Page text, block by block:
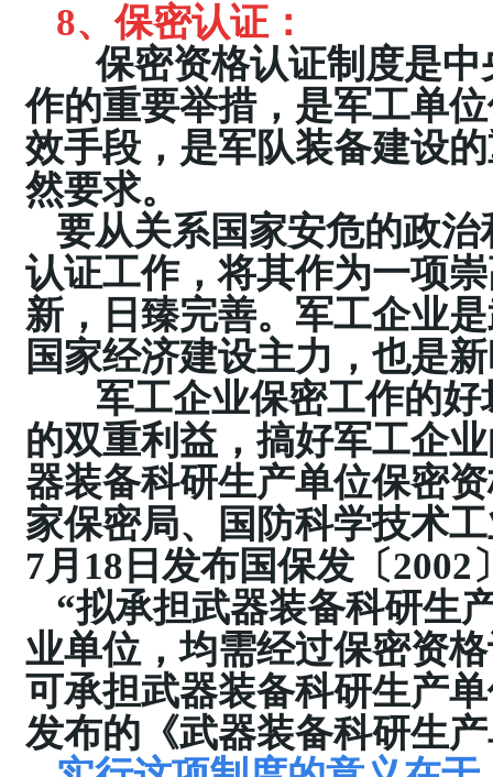
8、保密认证：
保密资格认证制度是中
作的重要举措，是军工单
效手段，是军队装备建设
然要求。
要从关系国家安危的政
认证工作，将其作为一项
新，日臻完善。军工企业
国家经济建设主力，也是
军工企业保密工作的好
的双重利益，搞好军工企
器装备科研生产单位保密
家保密局、国防科学技术
7月 18 日发布国保发〔2002
“拟承担武器装备科研生
业单位，均需经过保密资
可承担武器装备科研生产
发布的《武器装备科研生